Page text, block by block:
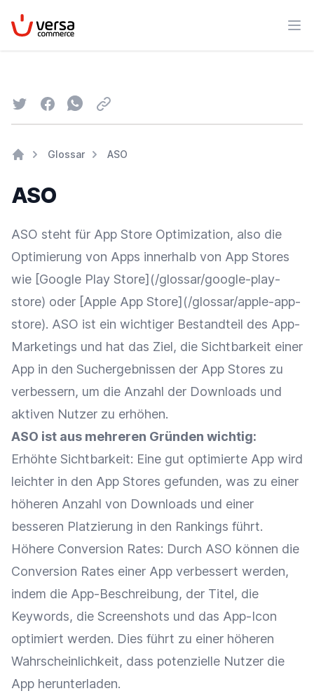
VersaCommerce
TwitterFacebookWhatsapp
Email
Glossar ASO
ASO
ASO steht für App Store Optimization, also die
Optimierung von Apps innerhalb von App Stores
wie [Google Play Store](/glossar/google-play-
store) oder [Apple App Store](/glossar/apple-app-
store). ASO ist ein wichtiger Bestandteil des App-
Marketings und hat das Ziel, die Sichtbarkeit einer
App in den Suchergebnissen der App Stores zu
verbessern, um die Anzahl der Downloads und
aktiven Nutzer zu erhöhen.
ASO ist aus mehreren Gründen wichtig:
Erhöhte Sichtbarkeit: Eine gut optimierte App wird
leichter in den App Stores gefunden, was zu einer
höheren Anzahl von Downloads und einer
besseren Platzierung in den Rankings führt.
Höhere Conversion Rates: Durch ASO können die
Conversion Rates einer App verbessert werden,
indem die App-Beschreibung, der Titel, die
Keywords, die Screenshots und das App-Icon
optimiert werden. Dies führt zu einer höheren
Wahrscheinlichkeit, dass potenzielle Nutzer die
App herunterladen.